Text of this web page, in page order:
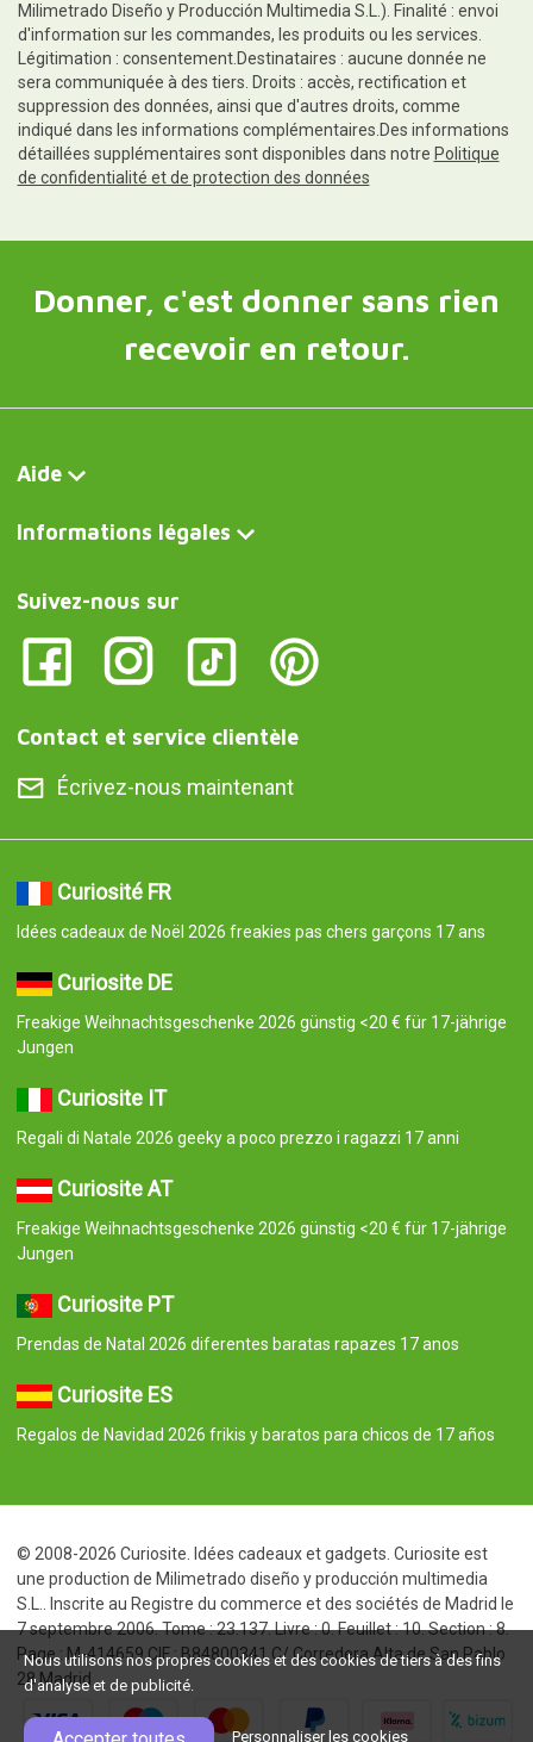
Milimetrado Diseño y Producción Multimedia S.L.). Finalité : envoi
d'information sur les commandes, les produits ou les services.
Légitimation : consentement.Destinataires : aucune donnée ne
sera communiquée à des tiers. Droits : accès, rectification et
suppression des données, ainsi que d'autres droits, comme
indiqué dans les informations complémentaires.Des informations
détaillées supplémentaires sont disponibles dans notre Politique
de confidentialité et de protection des données
Donner, c'est donner sans rien
recevoir en retour.
Aide
Informations légales
Suivez-nous sur
Contact et service clientèle
Écrivez-nous maintenant
Curiosité FR
Idées cadeaux de Noël 2026 freakies pas chers garçons 17 ans
Curiosite DE
Freakige Weihnachtsgeschenke 2026 günstig <20 € für 17-jährige
Jungen
Curiosite IT
Regali di Natale 2026 geeky a poco prezzo i ragazzi 17 anni
Curiosite AT
Freakige Weihnachtsgeschenke 2026 günstig <20 € für 17-jährige
Jungen
Curiosite PT
Prendas de Natal 2026 diferentes baratas rapazes 17 anos
Curiosite ES
Regalos de Navidad 2026 frikis y baratos para chicos de 17 años
© 2008-2026 Curiosite. Idées cadeaux et gadgets. Curiosite est
une production de Milimetrado diseño y producción multimedia
S.L.. Inscrite au Registre du commerce et des sociétés de Madrid le
7 septembre 2006. Tome : 23.137. Livre : 0. Feuillet : 10. Section : 8.
Page : M-414659 CIF : B84800341 C/ Corredera Alta de San Pablo
28 Madrid
Nous utilisons nos propres cookies et des cookies de tiers à des fins
d'analyse et de publicité.
Personnaliser les cookies